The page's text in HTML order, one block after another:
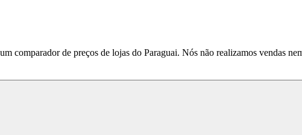
comparador de preços de lojas do Paraguai. Nós não realizamos vendas